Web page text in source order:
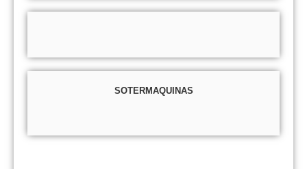
SOTERMAQUINAS